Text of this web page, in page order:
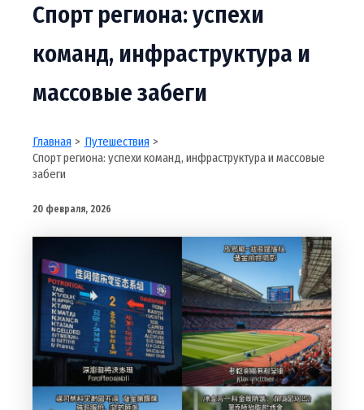
Спорт региона: успехи
команд, инфраструктура и
массовые забеги
Главная
Путешествия
Спорт региона: успехи команд, инфраструктура и массовые
забеги
20 февраля, 2026